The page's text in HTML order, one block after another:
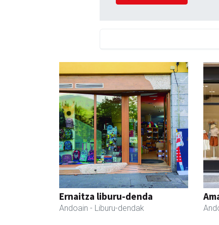
Ernaitza liburu-denda
Andoain - Liburu-dendak